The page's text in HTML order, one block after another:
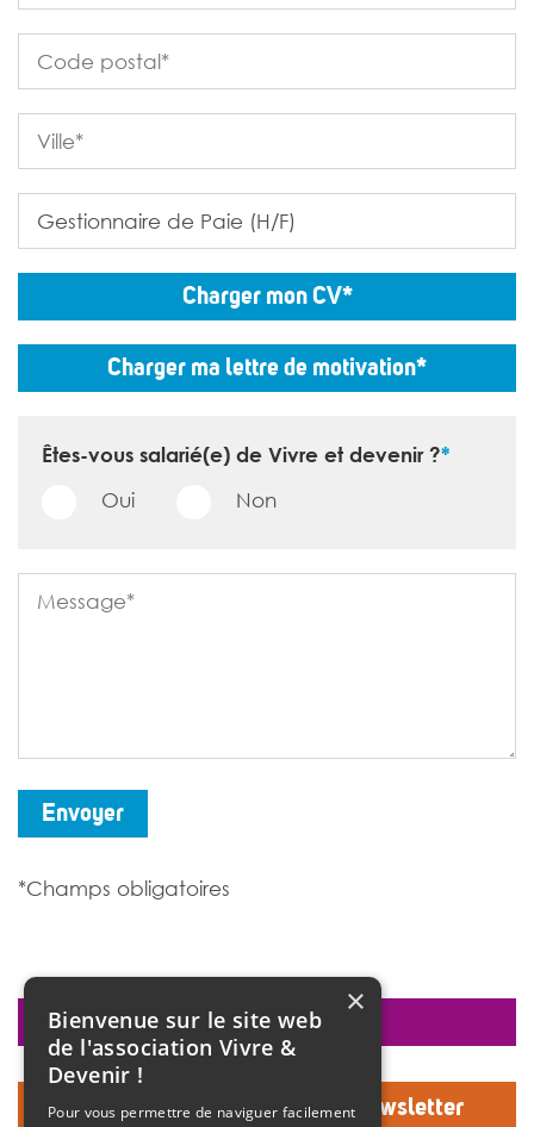
Charger mon CV*
Charger ma lettre de motivation*
Êtes-vous salarié(e) de Vivre et devenir ?*
Oui Non
Envoyer
*Champs obligatoires
Inscrivez-vous à notre Newsletter
faire un don
×
Bienvenue sur le site web
de l'association Vivre &
Devenir !
Pour vous permettre de naviguer facilement